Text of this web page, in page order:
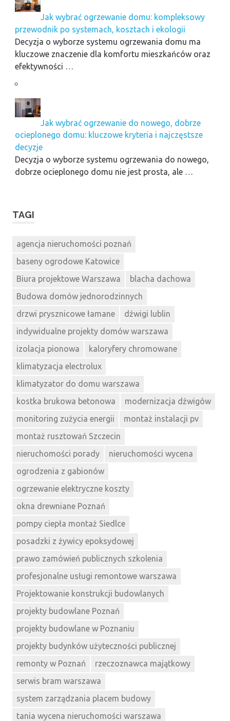
Jak wybrać ogrzewanie domu: kompleksowy
przewodnik po systemach, kosztach i ekologii
Decyzja o wyborze systemu ogrzewania domu ma
kluczowe znaczenie dla komfortu mieszkańców oraz
efektywności …
Jak wybrać ogrzewanie do nowego, dobrze
ocieplonego domu: kluczowe kryteria i najczęstsze
decyzje
Decyzja o wyborze systemu ogrzewania do nowego,
dobrze ocieplonego domu nie jest prosta, ale …
TAGI
agencja nieruchomości poznań
baseny ogrodowe Katowice
Biura projektowe Warszawa
blacha dachowa
Budowa domów jednorodzinnych
drzwi prysznicowe łamane
dźwigi lublin
indywidualne projekty domów warszawa
izolacja pionowa
kaloryfery chromowane
klimatyzacja electrolux
klimatyzator do domu warszawa
kostka brukowa betonowa
modernizacja dźwigów
monitoring zużycia energii
montaż instalacji pv
montaż rusztowań Szczecin
nieruchomości porady
nieruchomości wycena
ogrodzenia z gabionów
ogrzewanie elektryczne koszty
okna drewniane Poznań
pompy ciepła montaż Siedlce
posadzki z żywicy epoksydowej
prawo zamówień publicznych szkolenia
profesjonalne usługi remontowe warszawa
Projektowanie konstrukcji budowlanych
projekty budowlane Poznań
projekty budowlane w Poznaniu
projekty budynków użyteczności publicznej
remonty w Poznań
rzeczoznawca majątkowy
serwis bram warszawa
system zarządzania placem budowy
tania wycena nieruchomości warszawa